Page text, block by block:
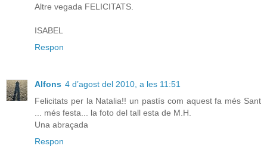
Altre vegada FELICITATS.
ISABEL
Respon
Alfons 4 d’agost del 2010, a les 11:51
Felicitats per la Natalia!! un pastís com aquest fa més Sant
... més festa... la foto del tall esta de M.H.
Una abraçada
Respon